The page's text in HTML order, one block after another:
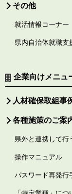
その他
就活情報コーナー
県内自治体就職支
企業向けメニュ
人材確保取組事
各種施策のご案
県外と連携して行
操作マニュアル
パスワード再発行